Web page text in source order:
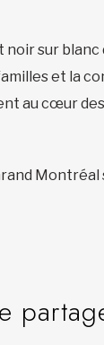
sur blanc
et la
au cœur